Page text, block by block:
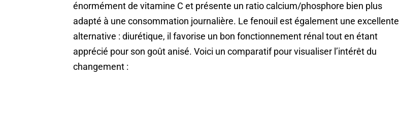
énormément de vitamine C et présente un ratio calcium/phosphore bien plus
adapté à une consommation journalière. Le fenouil est également une excellente
alternative : diurétique, il favorise un bon fonctionnement rénal tout en étant
apprécié pour son goût anisé. Voici un comparatif pour visualiser l’intérêt du
changement :